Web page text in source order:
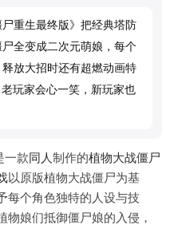
重生最终版》把经典塔防
全变成二次元萌娘，每个
放大招时还有超燃动画特
玩家会心一笑，新玩家也
一款同人制作的植物大战僵尸
以原版植物大战僵尸为基
每个角色独特的人设与技
物娘们抵御僵尸娘的入侵，